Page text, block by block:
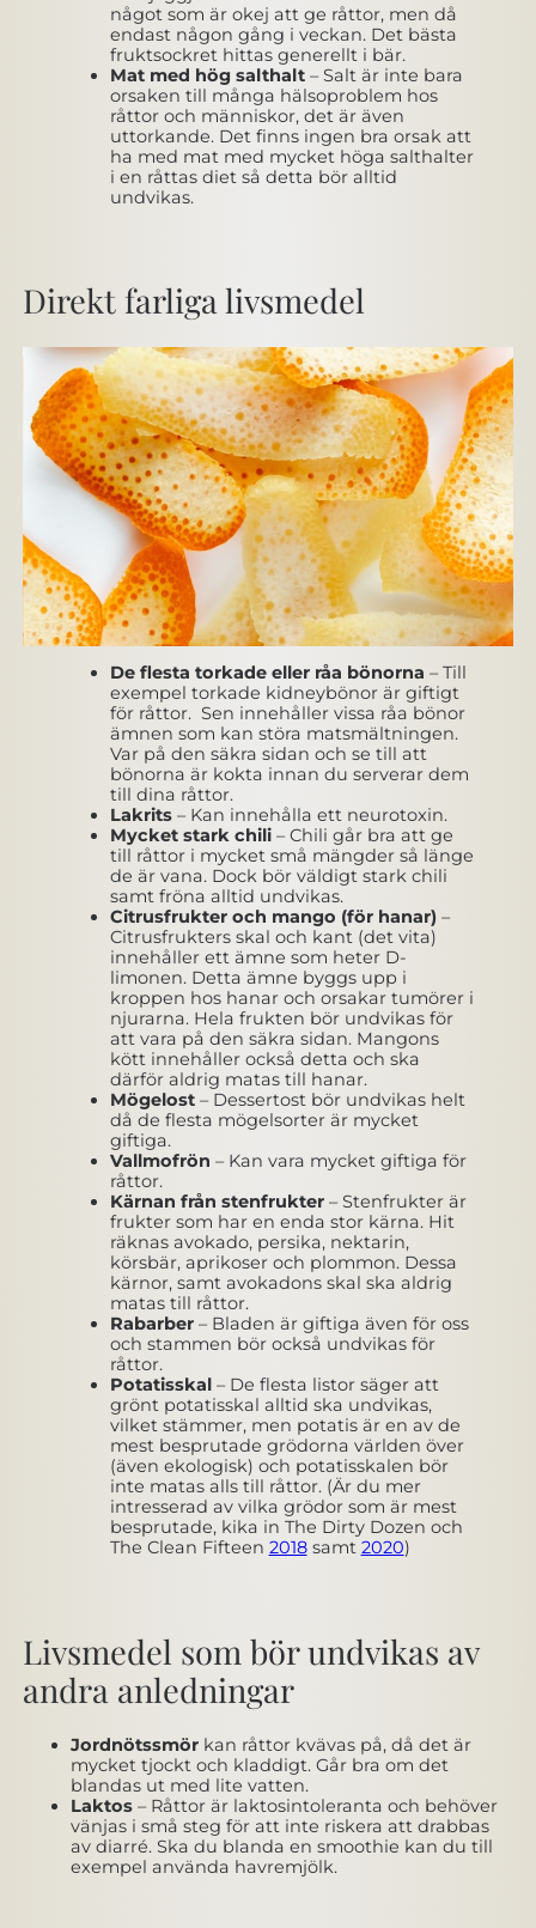
något som är okej att ge råttor, men då
endast någon gång i veckan. Det bästa
fruktsockret hittas generellt i bär.
Mat med hög salthalt– Salt är inte bara
orsaken till många hälsoproblem hos
råttor och människor, det är även
uttorkande. Det finns ingen bra orsak att
ha med mat med mycket höga salthalter
i en råttas diet så detta bör alltid
undvikas.
Direkt farliga livsmedel
De flesta torkade eller råa bönorna – Till
exempel torkade kidneybönor är giftigt
för råttor. Sen innehåller vissa råa bönor
ämnen som kan störa matsmältningen.
Var på den säkra sidan och se till att
bönorna är kokta innan du serverar dem
till dina råttor.
Lakrits– Kan innehålla ett neurotoxin.
Mycket stark chili– Chili går bra att ge
till råttor i mycket små mängder så länge
de är vana. Dock bör väldigt stark chili
samt fröna alltid undvikas.
Citrusfrukter och mango (för hanar) –
Citrusfrukters skal och kant (det vita)
innehåller ett ämne som heter D-
limonen. Detta ämne byggs upp i
kroppen hos hanar och orsakar tumörer i
njurarna. Hela frukten bör undvikas för
att vara på den säkra sidan. Mangons
kött innehåller också detta och ska
därför aldrig matas till hanar.
Mögelost– Dessertost bör undvikas helt
då de flesta mögelsorter är mycket
giftiga.
Vallmofrön – Kan vara mycket giftiga för
råttor.
Kärnan från stenfrukter– Stenfrukter är
frukter som har en enda stor kärna. Hit
räknas avokado, persika, nektarin,
körsbär, aprikoser och plommon. Dessa
kärnor, samt avokadons skal ska aldrig
matas till råttor.
Rabarber– Bladen är giftiga även för oss
och stammen bör också undvikas för
råttor.
Potatisskal – De flesta listor säger att
grönt potatisskal alltid ska undvikas,
vilket stämmer, men potatis är en av de
mest besprutade grödorna världen över
(även ekologisk) och potatisskalen bör
inte matas alls till råttor. (Är du mer
intresserad av vilka grödor som är mest
besprutade, kika in The Dirty Dozen och
The Clean Fifteen 2018samt 2020)
Livsmedel som bör undvikas av
andra anledningar
Jordnötssmörkan råttor kvävas på, då det är
mycket tjockt och kladdigt. Går bra om det
blandas ut med lite vatten.
Laktos– Råttor är laktosintoleranta och behöver
vänjas i små steg för att inte riskera att drabbas
av diarré. Ska du blanda en smoothie kan du till
exempel använda havremjölk.